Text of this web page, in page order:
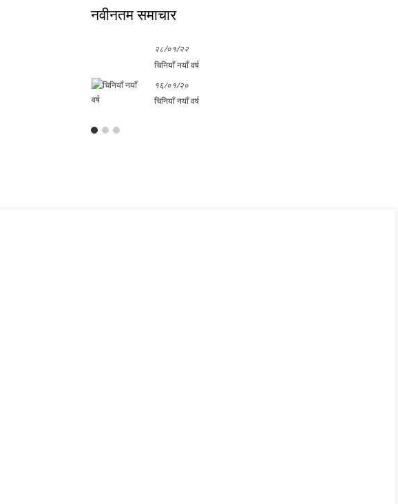
नवीनतम समाचार
२८/०१/२२
चिनियाँ नयाँ वर्ष
१६/०१/२०
चिनियाँ नयाँ वर्ष